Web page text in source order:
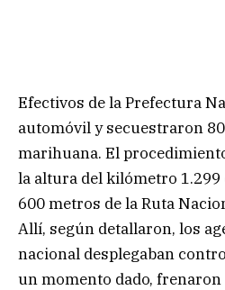
Efectivos de la Prefectura
automóvil y secuestraron
marihuana. El
la altura del kilómetro 1.299
600 metros de la Ruta
Allí, según detallaron, los
nacional desplegaban
un momento dado, frenaron